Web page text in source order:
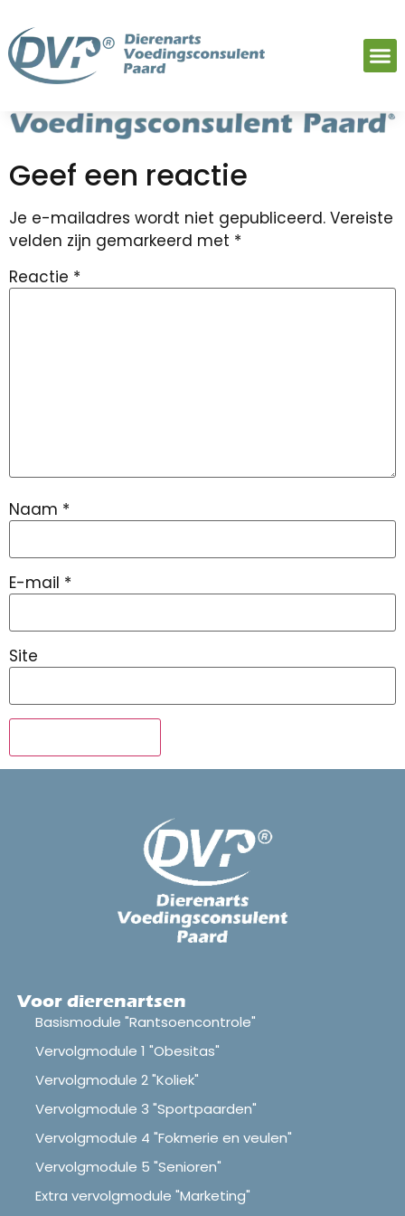
Geef een reactie
Je e-mailadres wordt niet gepubliceerd. Vereiste
velden zijn gemarkeerd met *
Reactie *
Naam *
E-mail *
Site
Voor dierenartsen
Basismodule "Rantsoencontrole"
Vervolgmodule 1 "Obesitas"
Vervolgmodule 2 "Koliek"
Vervolgmodule 3 "Sportpaarden"
Vervolgmodule 4 "Fokmerie en veulen"
Vervolgmodule 5 "Senioren"
Extra vervolgmodule "Marketing"